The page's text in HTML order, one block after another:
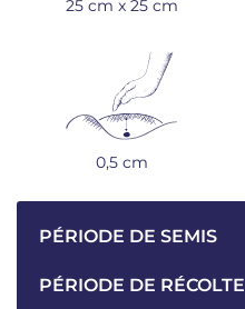
25 cm x 25 cm
0,5 cm
PÉRIODE DE SEMIS
PÉRIODE DE RÉCOLTE